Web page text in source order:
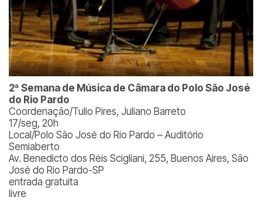
2ª Semana de Música de Câmara do Polo São José
do Rio Pardo
Coordenação/Tulio Pires, Juliano Barreto
17/seg, 20h
Local/Polo São José do Rio Pardo – Auditório
Semiaberto
Av. Benedicto dos Réis Scigliani, 255, Buenos Aires, São
José do Rio Pardo-SP
entrada gratuita
livre